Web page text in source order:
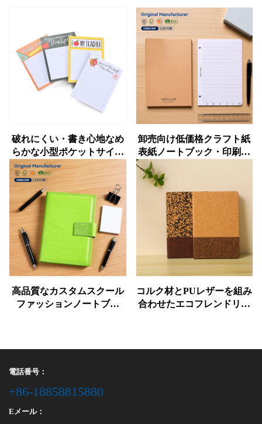
破れにくい・書き心地なめ
らかな小型ポケットサイズ
のミニ・リーズナブルで高
品質なオフィス用メモ帳
卸売向け低価格クラフト紙
表紙ノートブック・印刷済
み数学練習帳（学校・オフ
ィス用、サドルステッチ装
訂）
高品質なカスタムスクール
ファッションノートブッ
コルク材とPUレザーを組み
合わせたエコフレンドリー
電話番号：
+86-18858815880
Eメール：